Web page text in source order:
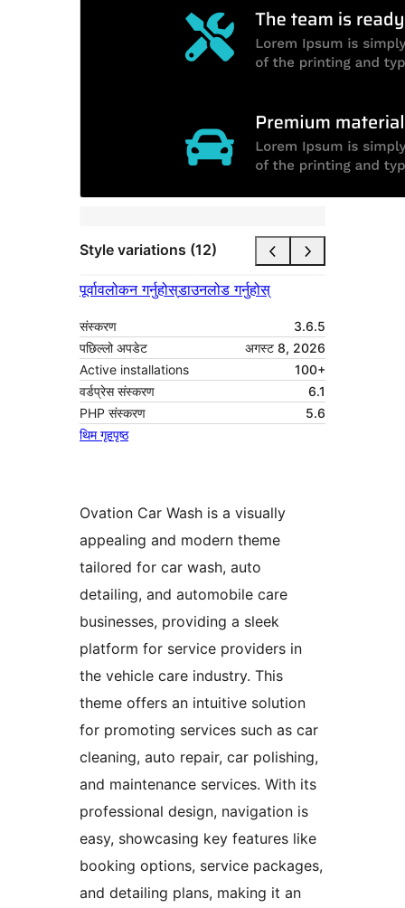
Style variations (12)
पूर्वावलोकन गर्नुहोस्डाउनलोड गर्नुहोस्
संस्करण
3.6.5
पछिल्लो अपडेट
अगस्ट 8, 2026
Active installations
100+
वर्डप्रेस संस्करण
6.1
PHP संस्करण
5.6
थिम गृहपृष्ठ
Ovation Car Wash is a visually
appealing and modern theme
tailored for car wash, auto
detailing, and automobile care
businesses, providing a sleek
platform for service providers in
the vehicle care industry. This
theme offers an intuitive solution
for promoting services such as car
cleaning, auto repair, car polishing,
and maintenance services. With its
professional design, navigation is
easy, showcasing key features like
booking options, service packages,
and detailing plans, making it an